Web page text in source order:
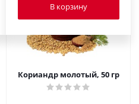
В корзину
Кориандр молотый, 50 гр